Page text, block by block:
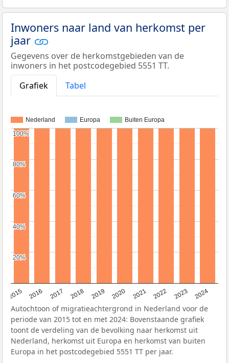
Inwoners naar land van herkomst per
jaar
Gegevens over de herkomstgebieden van de
inwoners in het postcodegebied 5551 TT.
Grafiek
Tabel
Nederland Europa Buiten Europa
2015 2016 2017 2018 2019 2020 2021 2022 2023 2024
20%
20%
40%
40%
60%
60%
80%
80%
100%
100%
Autochtoon of migratieachtergrond in Nederland voor de
periode van 2015 tot en met 2024: Bovenstaande grafiek
toont de verdeling van de bevolking naar herkomst uit
Nederland, herkomst uit Europa en herkomst van buiten
Europa in het postcodegebied 5551 TT per jaar.